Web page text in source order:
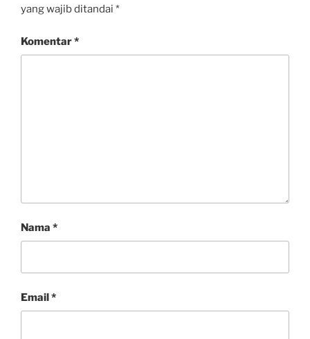
yang wajib ditandai *
Komentar*
Nama *
Email*